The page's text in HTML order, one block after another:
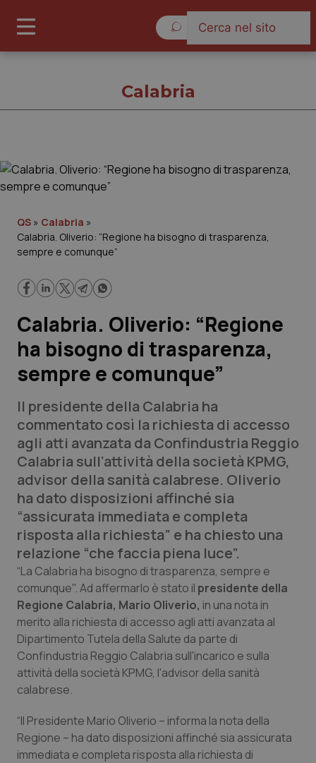
Governo e Parlamento
Regioni e Asl
Lavoro e Professioni
Scienza e Farmaci
Studi e Analisi
Lettere al direttore
Edizioni Regionali
QS Pro
Professionisti Sanitari.AI
Abruzzo
Basilicata
Calabria
Campania
Emilia-Romagna
Friuli Venezia Giulia
QS Pro Gold
Artrite & artrosi
Asma & BPCO
Car-T
Colesterolo & coronaropatie
Dermatite Atopica
QS Club Newsletter
Calabria
QS » Calabria »
Calabria. Oliverio: “Regione ha bisogno di trasparenza,
sempre e comunque”
Calabria. Oliverio: “Regione
ha bisogno di trasparenza,
sempre e comunque”
Il presidente della Calabria ha
commentato così la richiesta di accesso
agli atti avanzata da Confindustria Reggio
Calabria sull’attività della società KPMG,
advisor della sanità calabrese. Oliverio
ha dato disposizioni affinché sia
“assicurata immediata e completa
risposta alla richiesta” e ha chiesto una
relazione “che faccia piena luce”.
“La Calabria ha bisogno di trasparenza, sempre e
comunque". Ad affermarlo è stato il presidente della
Regione Calabria, Mario Oliverio, in una nota in
merito alla richiesta di accesso agli atti avanzata al
Dipartimento Tutela della Salute da parte di
Confindustria Reggio Calabria sull'incarico e sulla
attività della società KPMG, l'advisor della sanità
calabrese.
“Il Presidente Mario Oliverio – informa la nota della
Regione – ha dato disposizioni affinché sia assicurata
immediata e completa risposta alla richiesta di